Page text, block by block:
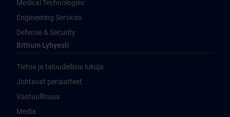
Medical Technologies
Engineering Services
Defense & Security
Bittium Lyhyesti
Tietoa ja taloudellisia lukuja
Johtavat periaatteet
Vastuullisuus
Media